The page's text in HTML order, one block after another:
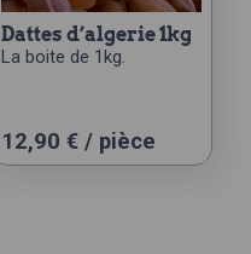
dattes d’algerie 1kg
La boite de 1kg.
12,90 € / pièce